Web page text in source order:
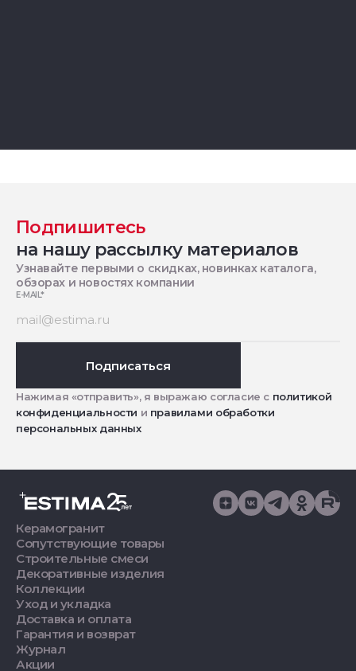
Подпишитесь
на нашу рассылку материалов
Узнавайте первыми о скидках, новинках каталога,
обзорах и новостях компании
E-MAIL*
Подписаться
Нажимая «отправить», я выражаю согласие с политикой
конфиденциальности и правилами обработки
персональных данных
Керамогранит
Сопутствующие товары
Строительные смеси
Декоративные изделия
Коллекции
Уход и укладка
Доставка и оплата
Гарантия и возврат
Журнал
Акции